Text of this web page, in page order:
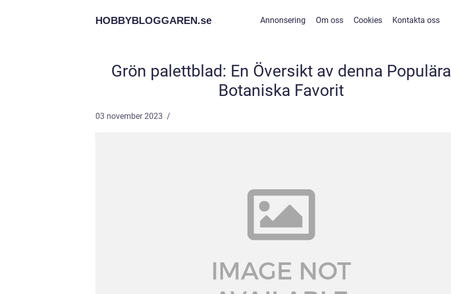
HOBBYBLOGGAREN.se Annonsering Om oss Cookies Kontakta oss
Grön palettblad: En Översikt av denna Populära
Botaniska Favorit
03 november 2023